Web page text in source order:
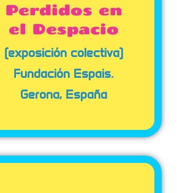
Perdidos en
el Despacio
(exposición colectiva)
Fundación Espais.
Gerona, España